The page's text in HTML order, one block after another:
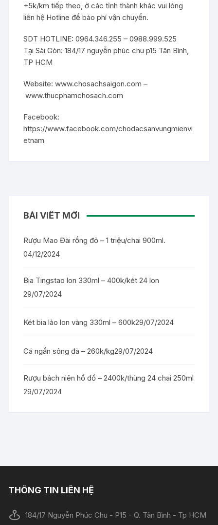
+5k/km tiếp theo, ở các tỉnh thành khác vui lòng
liên hệ Hotline để báo phí vận chuyển.
SDT HOTLINE: 0964.346.255 – 0988.999.525
Tại Sài Gòn: 184/17 nguyễn phúc chu p15 Tân Bình,
TP HCM
Website:www.chosachsaigon.com –
www.thucphamchosach.com
Facebook:
https://www.facebook.com/chodacsanvungmienvi
etnam
BÀI VIẾT MỚI
Rượu Mao Đài rồng đỏ – 1 triệu/chai 900ml.
04/12/2024
Bia Tingstao lon 330ml – 400k/két 24 lon
29/07/2024
Két bia lào lon vàng 330ml – 600k29/07/2024
Cá ngần sông đà – 260k/kg29/07/2024
Rượu bách niên hồ đồ – 2400k/thùng 24 chai 250ml
29/07/2024
THÔNG TIN LIÊN HỆ
184/17 Nguyễn Phúc Chu - P15 - Q. Tân Bình - Tp HCM